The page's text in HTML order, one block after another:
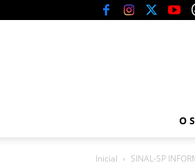
O
Inicial SINAL-SP